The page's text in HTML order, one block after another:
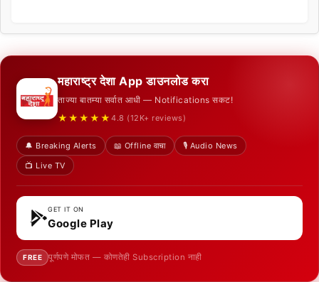
महाराष्ट्र देशा App डाउनलोड करा
ताज्या बातम्या सर्वात आधी — Notifications सकट!
★★★★★ 4.8 (12K+ reviews)
🔔 Breaking Alerts 📖 Offline वाचा
🎙️ Audio News
📺 Live TV
GET IT ON
Google Play
FREE पूर्णपणे मोफत — कोणतेही Subscription नाही